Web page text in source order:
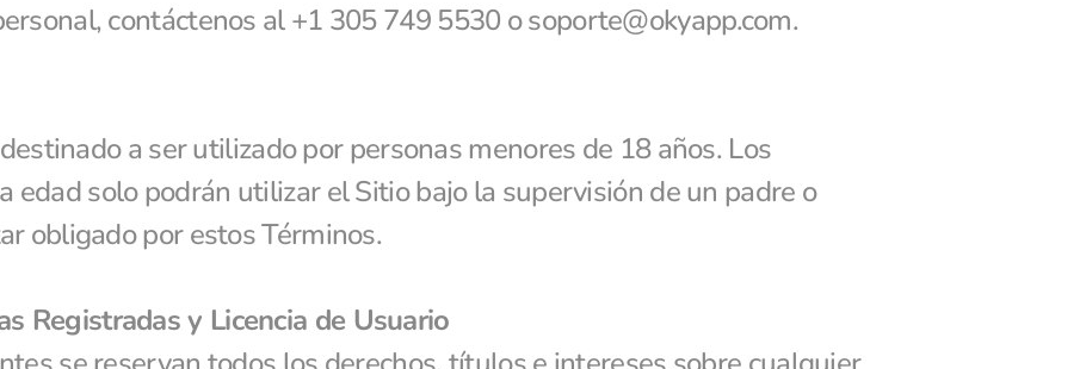
contáctenos al +1 305 749 5530 o soporte@okyapp.com.
a ser utilizado por personas menores de 18 años. Los
edad solo podrán utilizar el Sitio bajo la supervisión de un padre o
obligado por estos Términos.
Registradas y Licencia de Usuario